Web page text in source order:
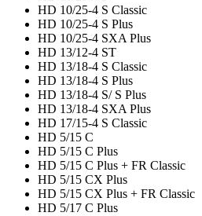
HD 10/25-4 S Classic
HD 10/25-4 S Plus
HD 10/25-4 SXA Plus
HD 13/12-4 ST
HD 13/18-4 S Classic
HD 13/18-4 S Plus
HD 13/18-4 S/ S Plus
HD 13/18-4 SXA Plus
HD 17/15-4 S Classic
HD 5/15 C
HD 5/15 C Plus
HD 5/15 C Plus + FR Classic
HD 5/15 CX Plus
HD 5/15 CX Plus + FR Classic
HD 5/17 C Plus